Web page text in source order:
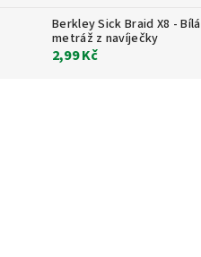
Berkley Sick Braid X8 - Bílá
metráž z navíječky
2,99 Kč